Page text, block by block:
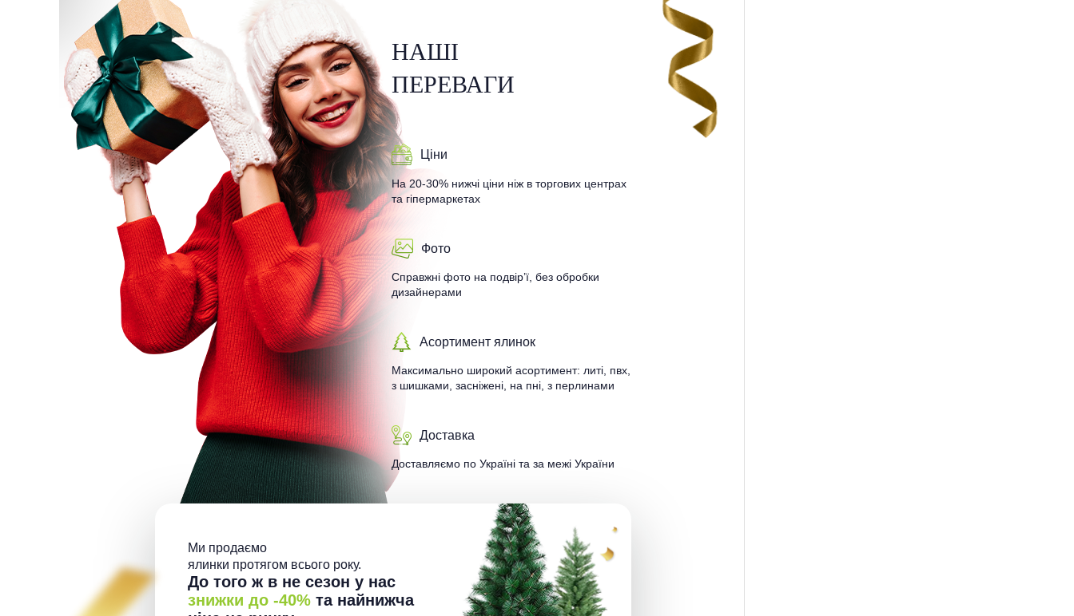
НАШІ
ПЕРЕВАГИ
Ціни
На 20-30% нижчі ціни ніж в торгових центрах
та гіпермаркетах
Фото
Справжні фото на подвір’ї, без обробки
дизайнерами
Асортимент ялинок
Максимально широкий асортимент: литі, пвх,
з шишками, засніжені, на пні, з перлинами
Доставка
Доставляємо по Україні та за межі України
Ми продаємо
ялинки протягом всього року.
До того ж в не сезон у нас
знижки до -40% та найнижча